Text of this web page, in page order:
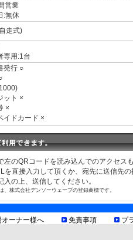
営業
:無休
走式)
専用:1台
発行 ○
ット ×
×
イドカード ×
○
まで
まで
まで
ハビリテーション病院]
左のQRコードを読み込んでのアクセス
を直接入力して頂くか、宛先に送信先の
入の上、送信してください。
、株式会社デンソーウェーブの登録商標です。
オーナー様へ
免責事項 プ